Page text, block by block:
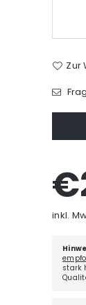
Zur
inkl.
stark